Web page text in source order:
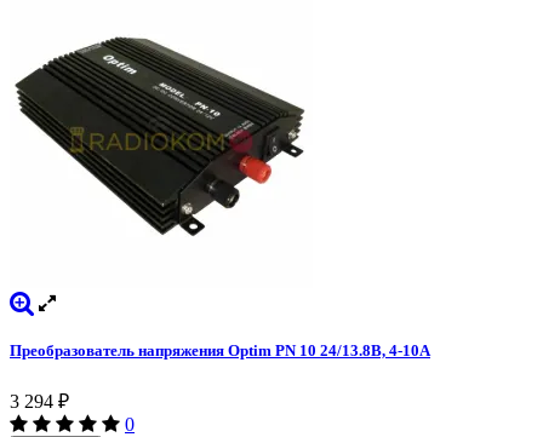
Преобразователь напряжения Optim PN 10 24/13.8B, 4-10А
3 294 ₽
0